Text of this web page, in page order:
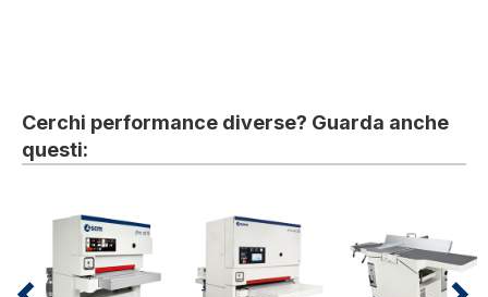
Cerchi performance diverse? Guarda anche
questi: